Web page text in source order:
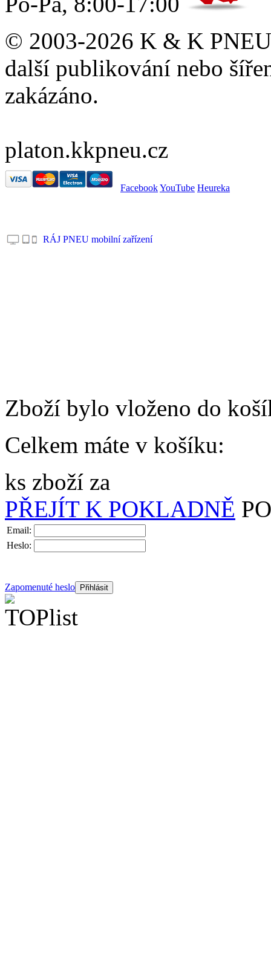
© 2003-2026 K & K
další publikování nebo
zakázáno.
platon.kkpneu.cz
FacebookYouTube Heureka
RÁJ PNEU mobilní zařízení
Zboží bylo vloženo do
Celkem máte v košíku:
ks zboží za
PŘEJÍT K POKLADNĚ
Email:
Heslo:
Zapomenuté heslo Přihlásit